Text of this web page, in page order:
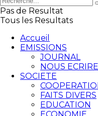
Pas de Resultat
Tous les Resultats
Accueil
EMISSIONS
JOURNAL
NOUS ECRIRE
SOCIETE
FAITS DIVERS
EDUCATION